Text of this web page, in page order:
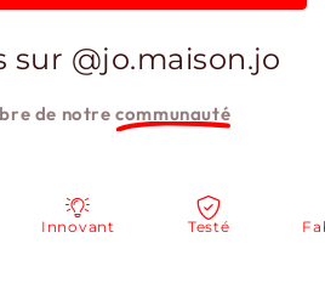
sur @jo.maison.jo
de notrecommunauté
Innovant Testé